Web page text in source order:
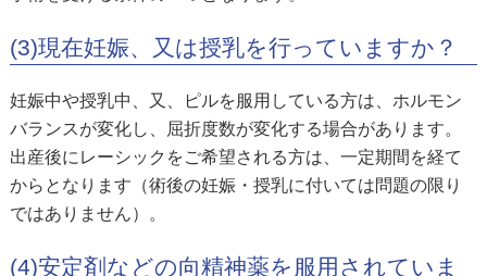
(3)現在妊娠、又は授乳を行っていますか？
妊娠中や授乳中、又、ピルを服用している方は、ホルモン
バランスが変化し、屈折度数が変化する場合があります。
出産後にレーシックをご希望される方は、一定期間を経て
からとなります（術後の妊娠・授乳に付いては問題の限り
ではありません）。
(4)安定剤などの向精神薬を服用されていま